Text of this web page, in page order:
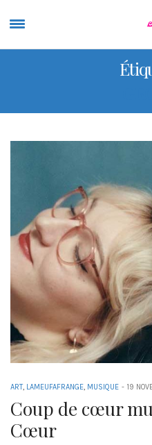
ART, LAMEUFAFRANGE, MUSIQUE - 19
Coup de cœur
Cœur